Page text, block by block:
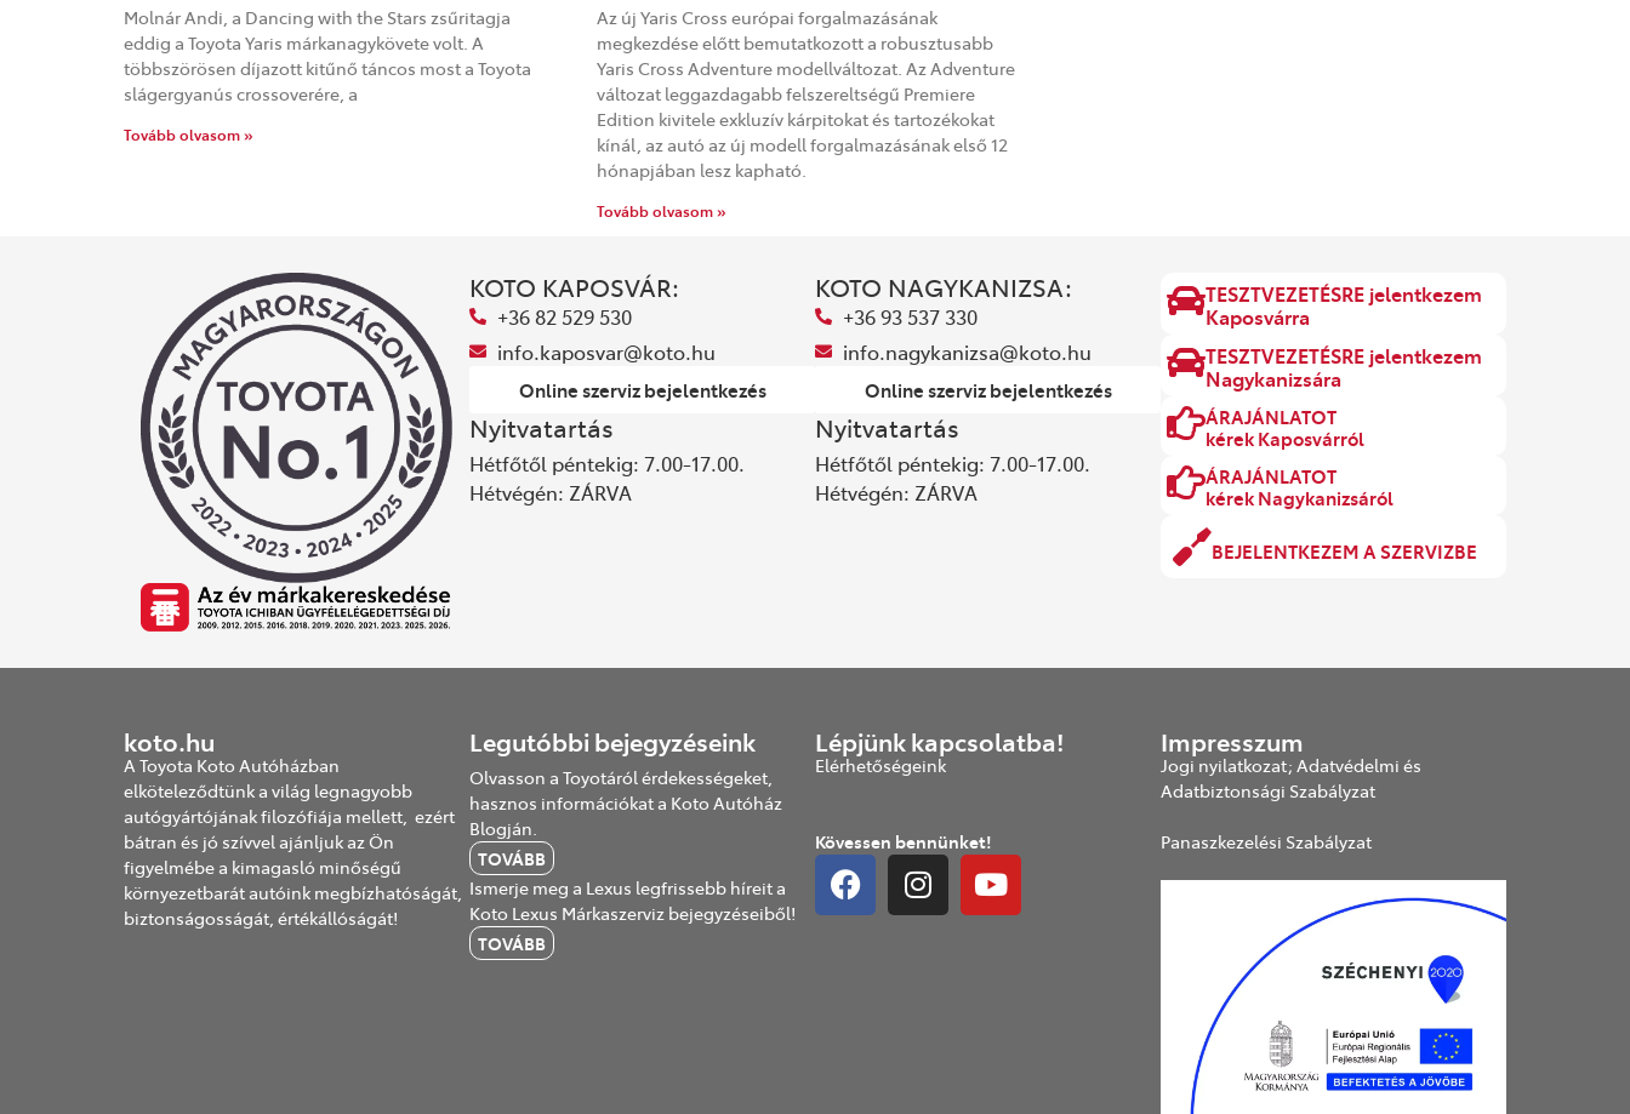
Molnár Andi, a Dancing with the Stars zsűritagja
eddig a Toyota Yaris márkanagykövete volt. A
többszörösen díjazott kitűnő táncos most a Toyota
slágergyanús crossoverére, a
Tovább olvasom »
Az új Yaris Cross európai forgalmazásának
megkezdése előtt bemutatkozott a robusztusabb
Yaris Cross Adventure modellváltozat. Az Adventure
változat leggazdagabb felszereltségű Premiere
Edition kivitele exkluzív kárpitokat és tartozékokat
kínál, az autó az új modell forgalmazásának első 12
hónapjában lesz kapható.
Tovább olvasom »
KOTO KAPOSVÁR:
+36 82 529 530
info.kaposvar@koto.hu
Online szerviz bejelentkezés
Nyitvatartás
Hétfőtől péntekig: 7.00-17.00.
Hétvégén: ZÁRVA
KOTO NAGYKANIZSA:
+36 93 537 330
info.nagykanizsa@koto.hu
Online szerviz bejelentkezés
Nyitvatartás
Hétfőtől péntekig: 7.00-17.00.
Hétvégén: ZÁRVA
TESZTVEZETÉSRE jelentkezem
Kaposvárra
TESZTVEZETÉSRE jelentkezem
Nagykanizsára
ÁRAJÁNLATOT
kérek Kaposvárról
ÁRAJÁNLATOT
kérek Nagykanizsáról
BEJELENTKEZEM A SZERVIZBE
koto.hu
A Toyota Koto Autóházban
elköteleződtünk a világ legnagyobb
autógyártójának filozófiája mellett, ezért
bátran és jó szívvel ajánljuk az Ön
figyelmébe a kimagasló minőségű
környezetbarát autóink megbízhatóságát,
biztonságosságát, értékállóságát!
Legutóbbi bejegyzéseink
Olvasson a Toyotáról érdekességeket,
hasznos információkat a Koto Autóház
Blogján.
TOVÁBB
Ismerje meg a Lexus legfrissebb híreit a
Koto Lexus Márkaszerviz bejegyzéseiből!
TOVÁBB
Lépjünk kapcsolatba!
Elérhetőségeink
Kövessen bennünket!
Impresszum
Jogi nyilatkozat; Adatvédelmi és
Adatbiztonsági Szabályzat
Panaszkezelési Szabályzat